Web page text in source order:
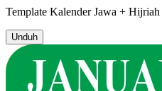
Template Kalender Jawa + Hijriah
Unduh